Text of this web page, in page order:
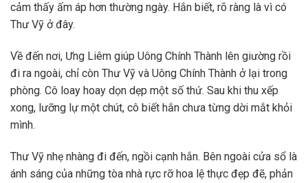
cảm thấy ấm áp hơn thường ngày. Hắn biết, rõ ràng là vì có
Thư Vỹ ở đây.
Về đến nơi, Ưng Liêm giúp Uông Chính Thành lên giường rồi
đi ra ngoài, chỉ còn Thư Vỹ và Uông Chính Thành ở lại trong
phòng. Cô loay hoay dọn dẹp một số thứ. Sau khi thu xếp
xong, lưỡng lự một chút, cô biết hắn chưa từng dời mắt khỏi
mình.
Thư Vỹ nhẹ nhàng đi đến, ngồi cạnh hắn. Bên ngoài cửa sổ là
ánh sáng của những tòa nhà rực rỡ hoa lệ thực đẹp đẽ, phản